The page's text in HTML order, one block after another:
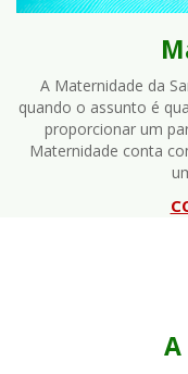
A Maternidade da
quando o assunto é
proporcionar um
Maternidade conta
A